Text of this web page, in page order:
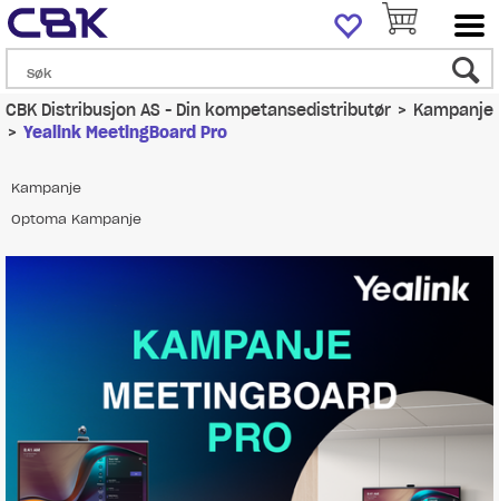
CBK Distribusjon AS - Din kompetansedistributør>Kampanje
>Yealink MeetingBoard Pro
Kampanje
Optoma Kampanje